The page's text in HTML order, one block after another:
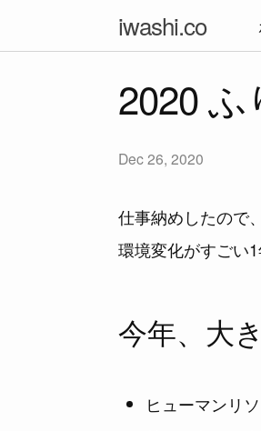
iwashi.co
2020 ふ
Dec 26, 2020
仕事納めしたので
環境変化がすごい1
今年、大
ヒューマンリ